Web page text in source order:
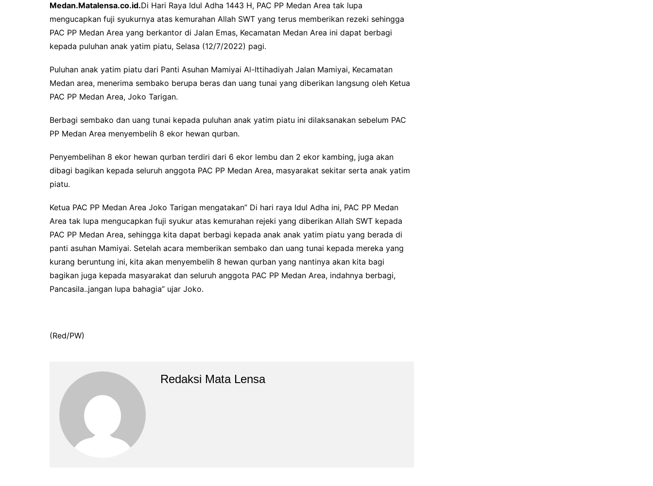
c
e
b
o
o
k
i
t
t
e
a
t
s
A
p
Medan.Matalensa.co.id.Di Hari Raya Idul Adha 1443 H, PAC PP Medan Area tak lupa
mengucapkan fuji syukurnya atas kemurahan Allah SWT yang terus memberikan rezeki sehingga
PAC PP Medan Area yang berkantor di Jalan Emas, Kecamatan Medan Area ini dapat berbagi
kepada puluhan anak yatim piatu, Selasa (12/7/2022) pagi.
Puluhan anak yatim piatu dari Panti Asuhan Mamiyai Al-Ittihadiyah Jalan Mamiyai, Kecamatan
Medan area, menerima sembako berupa beras dan uang tunai yang diberikan langsung oleh Ketua
PAC PP Medan Area, Joko Tarigan.
Berbagi sembako dan uang tunai kepada puluhan anak yatim piatu ini dilaksanakan sebelum PAC
PP Medan Area menyembelih 8 ekor hewan qurban.
Penyembelihan 8 ekor hewan qurban terdiri dari 6 ekor lembu dan 2 ekor kambing, juga akan
dibagi bagikan kepada seluruh anggota PAC PP Medan Area, masyarakat sekitar serta anak yatim
piatu.
Ketua PAC PP Medan Area Joko Tarigan mengatakan” Di hari raya Idul Adha ini, PAC PP Medan
Area tak lupa mengucapkan fuji syukur atas kemurahan rejeki yang diberikan Allah SWT kepada
PAC PP Medan Area, sehingga kita dapat berbagi kepada anak anak yatim piatu yang berada di
panti asuhan Mamiyai. Setelah acara memberikan sembako dan uang tunai kepada mereka yang
kurang beruntung ini, kita akan menyembelih 8 hewan qurban yang nantinya akan kita bagi
bagikan juga kepada masyarakat dan seluruh anggota PAC PP Medan Area, indahnya berbagi,
Pancasila..jangan lupa bahagia” ujar Joko.
(Red/PW)
Redaksi Mata Lensa